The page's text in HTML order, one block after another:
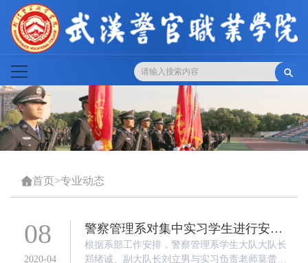

首页>专业动态
08
2020-04
警察管理系对集中实习学生进行安全
教育
根据系部工作安排，警察管理系学生大队大队长
郑绪诚、副大队长刘立男与实习负责老师莫蕾、